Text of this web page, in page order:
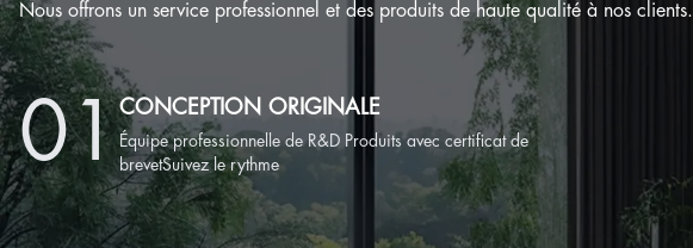
Nous offrons un service professionnel et des produits de haute qualité à nos clients.
01CONCEPTION ORIGINALE
Équipe professionnelle de R&D Produits avec certificat de
brevetSuivez le rythme